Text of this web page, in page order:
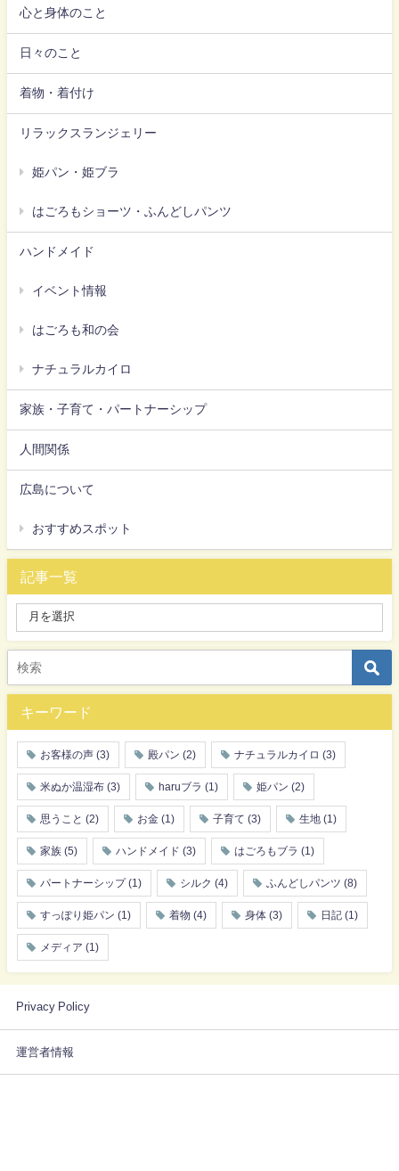
心と身体のこと
日々のこと
着物・着付け
リラックスランジェリー
姫パン・姫ブラ
はごろもショーツ・ふんどしパンツ
ハンドメイド
イベント情報
はごろも和の会
ナチュラルカイロ
家族・子育て・パートナーシップ
人間関係
広島について
おすすめスポット
記事一覧
キーワード
お客様の声 (3) 殿パン (2) ナチュラルカイロ (3)
米ぬか温湿布 (3) haruブラ (1) 姫パン (2)
思うこと (2) お金 (1) 子育て (3) 生地 (1)
家族 (5) ハンドメイド (3) はごろもブラ (1)
パートナーシップ(1) シルク (4) ふんどしパンツ (8)
すっぽり姫パン (1) 着物 (4) 身体 (3) 日記 (1)
メディア (1)
Privacy Policy
運営者情報